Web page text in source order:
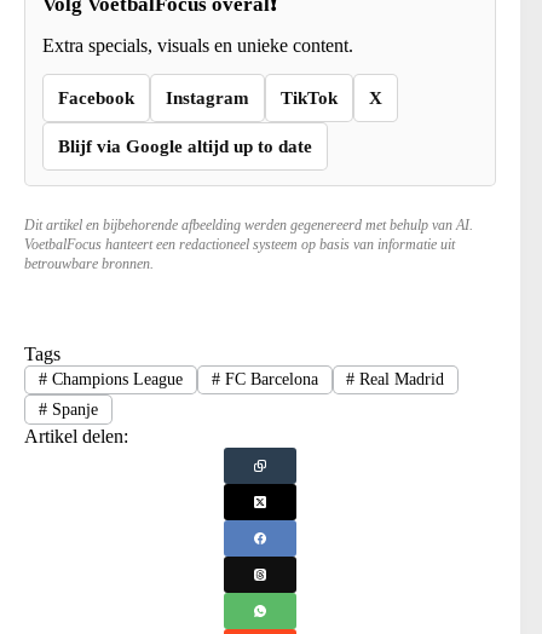
Extra specials, visuals en unieke content.
Facebook Instagram TikTok X
Blijf via Google altijd up to date
Dit artikel en bijbehorende afbeelding werden gegenereerd met behulp van AI.
VoetbalFocus hanteert een redactioneel systeem op basis van informatie uit
betrouwbare bronnen.
Tags
#Champions League #FC Barcelona # Real Madrid
#Spanje
Artikel delen: